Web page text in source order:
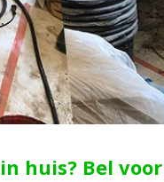
huis? Bel